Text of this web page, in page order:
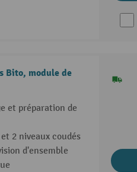
Bito, module de
et préparation de
2 niveaux coudés
d'ensemble